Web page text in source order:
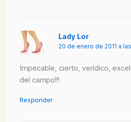
Lady Lor
20 de enero de 2011 a
Impecable, cierto, verídico,
del campo!!!
Responder